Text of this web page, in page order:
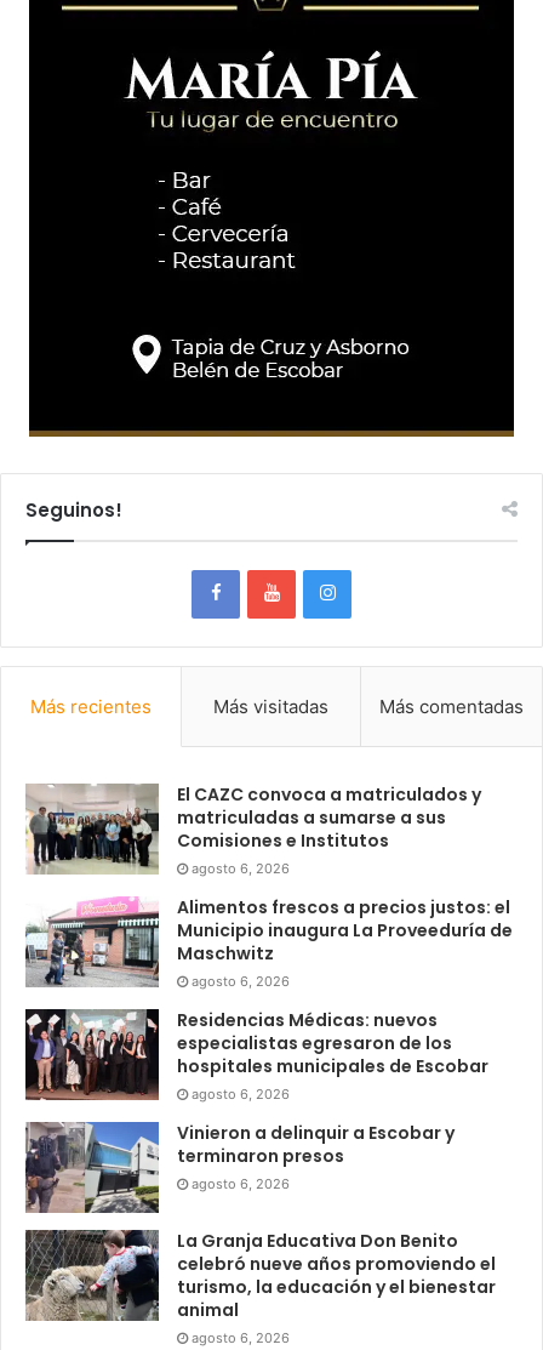
Seguinos!
Más recientes Más visitadas Más comentadas
El CAZC convoca a matriculados y
matriculadas a sumarse a sus
Comisiones e Institutos
agosto 6, 2026
Alimentos frescos a precios justos: el
Municipio inaugura La Proveeduría de
Maschwitz
agosto 6, 2026
Residencias Médicas: nuevos
especialistas egresaron de los
hospitales municipales de Escobar
agosto 6, 2026
Vinieron a delinquir a Escobar y
terminaron presos
agosto 6, 2026
La Granja Educativa Don Benito
celebró nueve años promoviendo el
turismo, la educación y el bienestar
animal
agosto 6, 2026